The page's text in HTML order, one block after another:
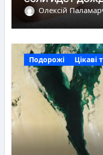
Олексій
Подорожі Цікаві